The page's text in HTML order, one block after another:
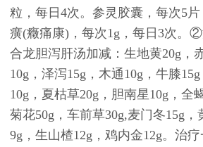
粒，每日4次。参灵胶囊，每次5
癀(癥痛康)，每次1g，每日3次。
合龙胆泻肝汤加减：生地黄20g，
10g，泽泻15g，木通10g，牛膝
10g，夏枯草20g，胆南星10g，全
菊花50g，车前草30g,麦门冬15g
9g，生山楂12g，鸡内金12g。治